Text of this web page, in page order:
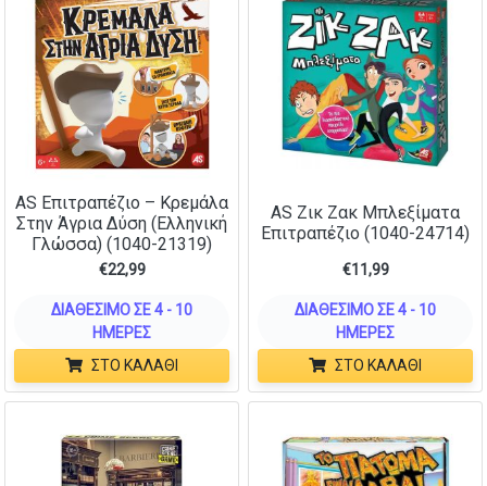
AS Επιτραπέζιο – Κρεμάλα
Στην Άγρια Δύση (Ελληνική
Γλώσσα) (1040-21319)
€22,99
ΔΙΑΘΈΣΙΜΟ ΣΕ 4 - 10
ΗΜΈΡΕΣ
ΣΤΟ ΚΑΛΆΘΙ
AS Ζικ Ζακ Μπλεξίματα
Επιτραπέζιο (1040-24714)
€11,99
ΔΙΑΘΈΣΙΜΟ ΣΕ 4 - 10
ΗΜΈΡΕΣ
ΣΤΟ ΚΑΛΆΘΙ